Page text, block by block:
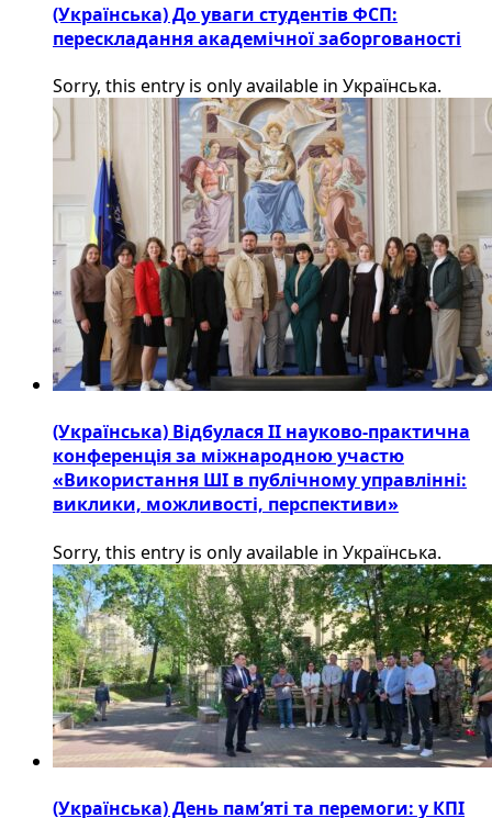
(Українська) До уваги студентів ФСП:
перескладання академічної заборгованості
Sorry, this entry is only available in Українська.
(Українська) Відбулася ІІ науково-практична
конференція за міжнародною участю
«Використання ШІ в публічному управлінні:
виклики, можливості, перспективи»
Sorry, this entry is only available in Українська.
(Українська) День пам’яті та перемоги: у КПІ